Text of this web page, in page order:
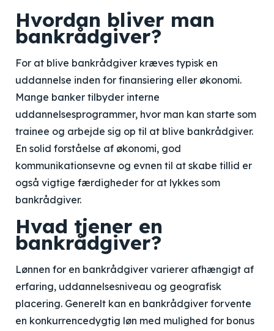
Hvordan bliver man
bankrådgiver?
For at blive bankrådgiver kræves typisk en
uddannelse inden for finansiering eller økonomi.
Mange banker tilbyder interne
uddannelsesprogrammer, hvor man kan starte som
trainee og arbejde sig op til at blive bankrådgiver.
En solid forståelse af økonomi, god
kommunikationsevne og evnen til at skabe tillid er
også vigtige færdigheder for at lykkes som
bankrådgiver.
Hvad tjener en
bankrådgiver?
Lønnen for en bankrådgiver varierer afhængigt af
erfaring, uddannelsesniveau og geografisk
placering. Generelt kan en bankrådgiver forvente
en konkurrencedygtig løn med mulighed for bonus